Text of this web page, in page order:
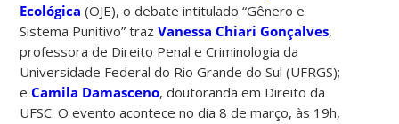
Ecológica (OJE), o debate intitulado “Gênero e
Sistema Punitivo” trazVanessa Chiari Gonçalves,
professora de Direito Penal e Criminologia da
Universidade Federal do Rio Grande do Sul (UFRGS);
eCamila Damasceno, doutoranda em Direito da
UFSC. O evento acontece no dia 8 de março, às 19h,